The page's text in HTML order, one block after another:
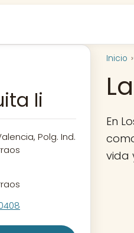
Ii
Polg. Ind.
Inicio
En
vida